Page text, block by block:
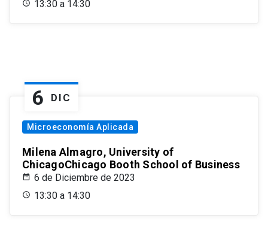
13:30 a 14:30
6 DIC
Microeconomía Aplicada
Milena Almagro, University of
ChicagoChicago Booth School of Business
6 de Diciembre de 2023
13:30 a 14:30